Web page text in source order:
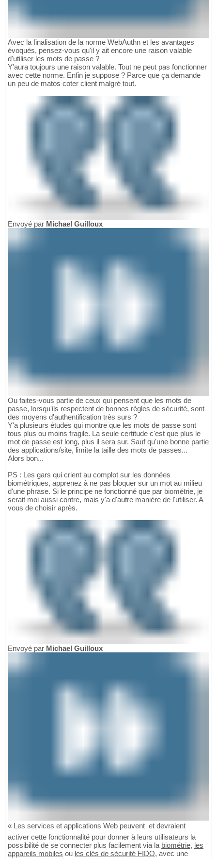
Avec la finalisation de la norme WebAuthn et les avantages
évoqués, pensez-vous qu'il y ait encore une raison valable
d'utiliser les mots de passe ?
Y'aura toujours une raison valable. Tout ne peut pas fonctionner
avec cette norme. Enfin je suppose ? Parce que ça demande
un peu de matos coter client malgré tout.
Envoyé par Michael Guilloux
Ou faites-vous partie de ceux qui pensent que les mots de
passe, lorsqu'ils respectent de bonnes règles de sécurité, sont
des moyens d'authentification très surs ?
Y'a plusieurs études qui montre que les mots de passe sont
tous plus ou moins fragile. La seule certitude c'est que plus le
mot de passe est long, plus il sera sur. Sauf qu'une bonne partie
des applications/site, limite la taille des mots de passes...
Alors bon...
PS : Les gars qui crient au complot sur les données
biométriques, apprenez à ne pas bloquer sur un mot au milieu
d'une phrase. Si le principe ne fonctionné que par biométrie, je
serait moi aussi contre, mais y'a d'autre manière de l'utiliser. A
vous de choisir après.
Envoyé par Michael Guilloux
« Les services et applications Web peuvent  et devraient 
activer cette fonctionnalité pour donner à leurs utilisateurs la
possibilité de se connecter plus facilement via la biométrie, les
appareils mobiles ou les clés de sécurité FIDO, avec une